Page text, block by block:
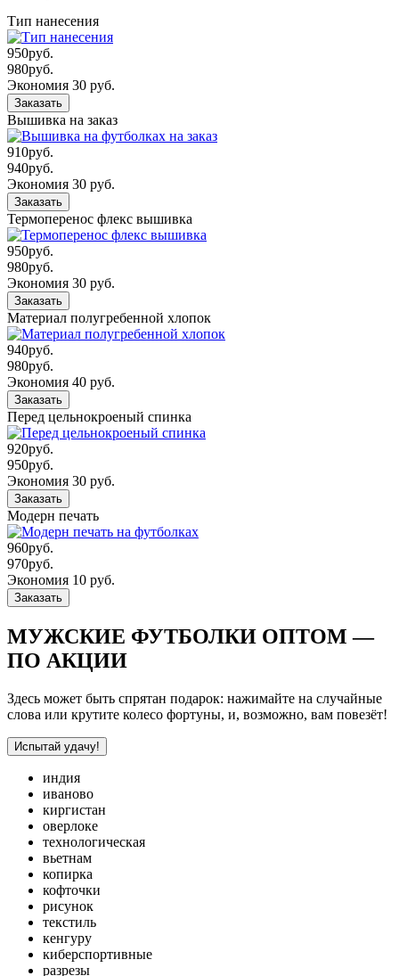
Тип нанесения
950руб.
980руб.
Экономия 30 руб.
Заказать
Вышивка на заказ
910руб.
940руб.
Экономия 30 руб.
Заказать
Термоперенос флекс вышивка
950руб.
980руб.
Экономия 30 руб.
Заказать
Материал полугребенной хлопок
940руб.
980руб.
Экономия 40 руб.
Заказать
Перед цельнокроеный спинка
920руб.
950руб.
Экономия 30 руб.
Заказать
Модерн печать
960руб.
970руб.
Экономия 10 руб.
Заказать
МУЖСКИЕ ФУТБОЛКИ ОПТОМ —
ПО АКЦИИ
Здесь может быть спрятан подарок: нажимайте на случайные
слова или крутите колесо фортуны, и, возможно, вам повезёт!
Испытай удачу!
индия
иваново
киргистан
оверлоке
технологическая
вьетнам
копирка
кофточки
рисунок
текстиль
кенгуру
киберспортивные
разрезы